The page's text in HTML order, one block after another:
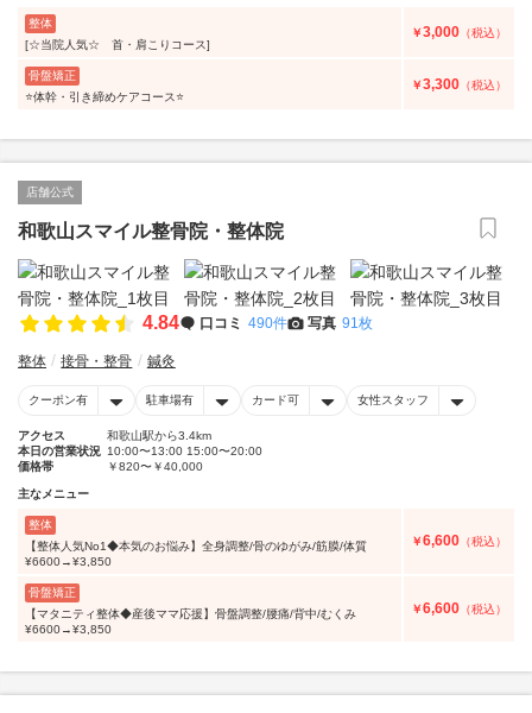
整体
[☆当院人気☆ 首・肩こりコース]
￥3,000 （税込）
骨盤矯正
⭐️体幹・引き締めケアコース⭐️
￥3,300 （税込）
店舗公式
和歌山スマイル整骨院・整体院
4.84 口コミ 490件 写真 91枚
整体 接骨・整骨 鍼灸
クーポン有 駐車場有 カード可 女性スタッフ
アクセス
和歌山駅から3.4km
本日の営業状況 10:00〜13:00 15:00〜20:00
価格帯
￥820〜￥40,000
主なメニュー
整体
【整体人気No1◆本気のお悩み】全身調整/骨のゆがみ/筋膜/体質
¥6600→¥3,850
￥6,600 （税込）
骨盤矯正
【マタニティ整体◆産後ママ応援】骨盤調整/腰痛/背中/むくみ
¥6600→¥3,850
￥6,600 （税込）